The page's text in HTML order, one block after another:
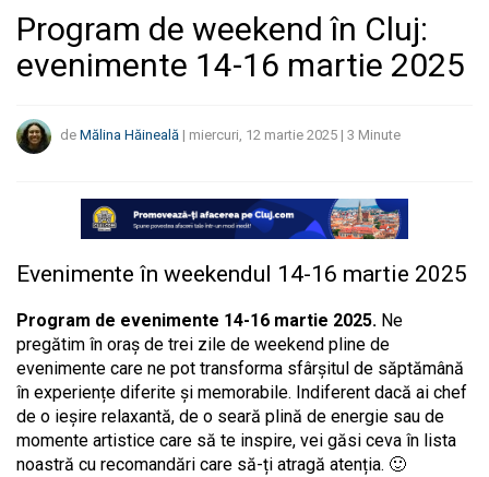
Program de weekend în Cluj:
evenimente 14-16 martie 2025
de Mălina Hăineală | miercuri, 12 martie 2025 | 3 Minute
Evenimente în weekendul 14-16 martie 2025
Program de evenimente 14-16 martie 2025. Ne
pregătim în oraș de trei zile de weekend pline de
evenimente care ne pot transforma sfârșitul de săptămână
în experiențe diferite și memorabile. Indiferent dacă ai chef
de o ieșire relaxantă, de o seară plină de energie sau de
momente artistice care să te inspire, vei găsi ceva în lista
noastră cu recomandări care să-ți atragă atenția. 🙂